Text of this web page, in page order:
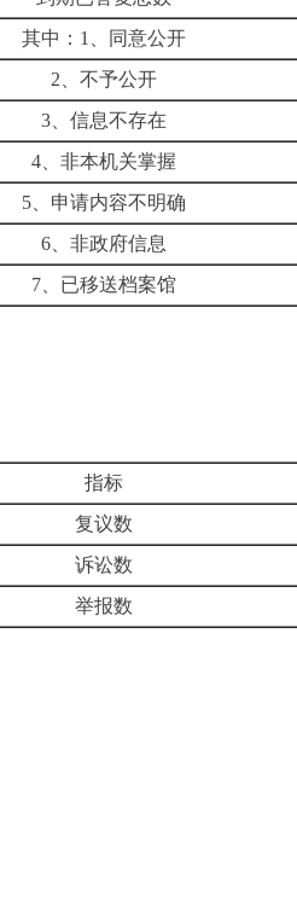
其中：1、同意公开
2、不予公开
3、信息不存在
4、非本机关掌握
5、申请内容不明确
6、非政府信息
7、已移送档案馆
指标
复议数
诉讼数
举报数